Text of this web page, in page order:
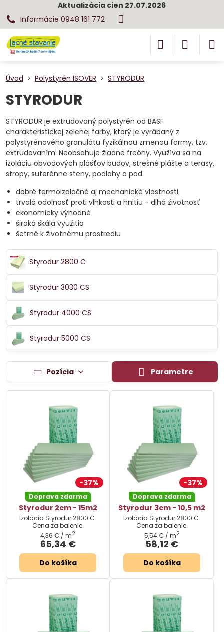
Aktualizácia cien 27.07.2026
Informácie 0948 161 772
Úvod Polystyrén ISOVER STYRODUR
STYRODUR
STYRODUR je extrudovaný polystyrén od BASF
charakteristickej zelenej farby, ktorý je vyrábaný z
polystyrénového granulátu fyzikálnou zmenou formy, tzv.
extrudovaním. Neobsahuje žiadne freóny. Využíva sa na
izoláciu obvodových plášťov budov, strešné plášte a terasy,
stropy, suterénne steny, podlahy a pod.
dobré termoizolačné aj mechanické vlastnosti
trvalá odolnosť proti vlhkosti a hnitiu - dlhá životnosť
ekonomicky výhodné
široká škála využitia
šetrné k životnému prostrediu
Styrodur 2800 C
Styrodur 3030 CS
Styrodur 4000 CS
Styrodur 5000 CS
Pozícia Parametre
37%
Doprava zdarma
Styrodur 2cm - 15m2
Izolácia Styrodur 2800 C.
Cena za balenie.
65,34 €
4,36 € / m2
Do košíka
37%
Doprava zdarma
Styrodur 3cm - 10,5 m2
Izolácia Styrodur 2800 C.
Cena za balenie.
58,12 €
5,54 € / m2
Do košíka